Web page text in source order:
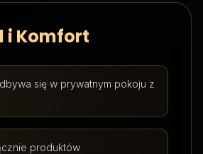
i Komfort
się w prywatnym pokoju z
produktów